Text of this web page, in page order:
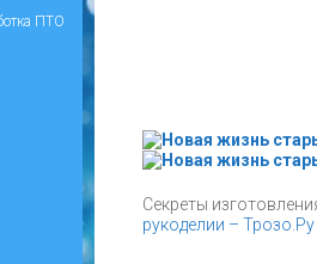
ПТО
Секреты
рукоделии – Трозо.Ру